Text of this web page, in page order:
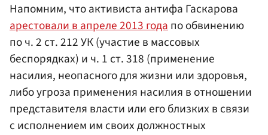
Напомним, что активиста антифа Гаскарова
арестовали в апреле 2013 годапо обвинению
по ч. 2 ст. 212 УК (участие в массовых
беспорядках) и ч. 1 ст. 318 (применение
насилия, неопасного для жизни или здоровья,
либо угроза применения насилия в отношении
представителя власти или его близких в связи
с исполнением им своих должностных